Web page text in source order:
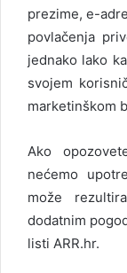
prezime, e-
povlačenja
jednako lako
svojem
marketinškom
Ako
nećemo
može
dodatnim
listi ARR.hr.